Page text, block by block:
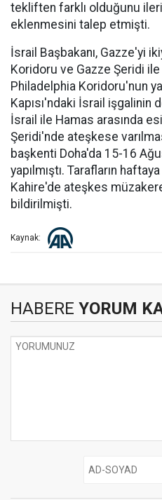
tekliften farklı olduğunu
eklenmesini talep etmişti.
İsrail Başbakanı, Gazze'yi
Koridoru ve Gazze Şeridi ile
Philadelphia Koridoru'nun
Kapısı'ndaki İsrail
İsrail ile Hamas arasında
Şeridi'nde ateşkese
başkenti Doha'da 15-16
yapılmıştı. Tarafların
Kahire'de ateşkes
bildirilmişti.
Kaynak:
HABERE YORUM